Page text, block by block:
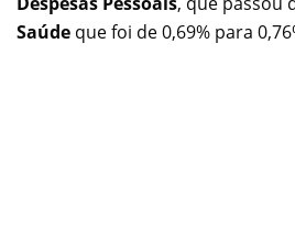
Saúde que foi de 0,69% para